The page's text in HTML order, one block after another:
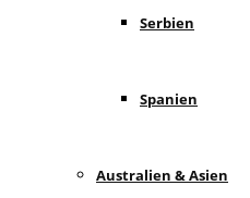
Serbien
Spanien
Australien & Asien